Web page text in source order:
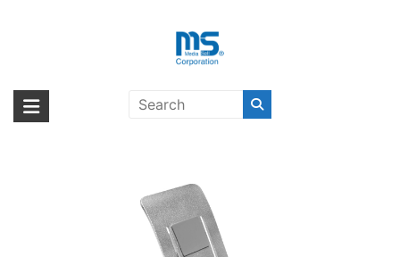
海外輸入ブランド商品｜株式会社
海外事業部が取り揃えている海外輸入商品には、日本では珍しい「海外ブ
ランド」をはじめ「ユニークな商品」「機能的な商品」「コストパフォー
ト〕